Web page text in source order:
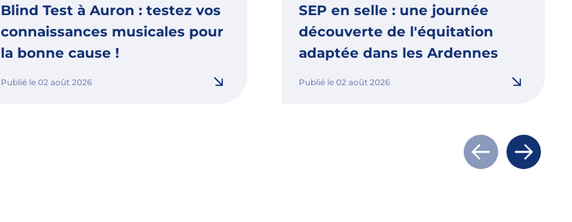
Blind Test à Auron : testez vos
connaissances musicales pour
la bonne cause !
Publié le 02 août 2026
SEP en selle : une journée
découverte de l'équitation
adaptée dans les Ardennes
Publié le 02 août 2026
Actualité